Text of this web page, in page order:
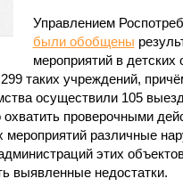
Управлением
были обобщены
мероприятий в
таких учреждений,
осуществили 105
охватить проверочными
мероприятий различные
этих
выявленные недостатки.